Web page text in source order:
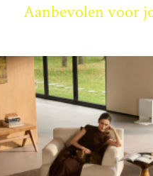
Aanbevolen voor